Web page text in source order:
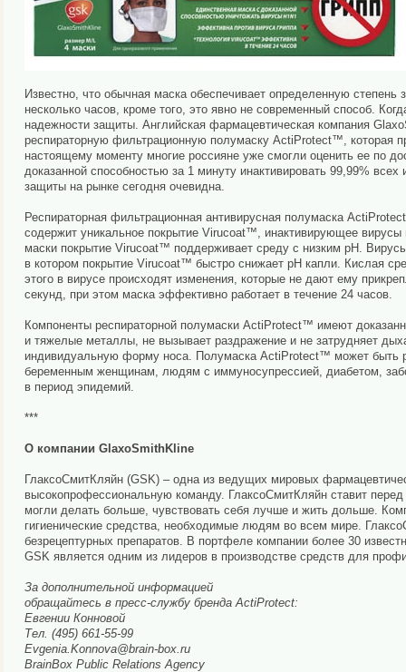
Известно, что обычная маска обеспечивает определенную
несколько часов, кроме того, это явно не современный способ.
надежности защиты. Английская фармацевтическая компания
респираторную фильтрационную полумаску ActiProtect™, которая
настоящему моменту многие россияне уже смогли оценить ее по
доказанной способностью за 1 минуту инактивировать 99,99%
защиты на рынке сегодня очевидна.
Респираторная фильтрационная антивирусная полумаска
содержит уникальное покрытие Virucoat™, инактивирующее
маски покрытие Virucoat™ поддерживает среду с низким рН.
в котором покрытие Virucoat™ быстро снижает рН капли. Кислая
этого в вирусе происходят изменения, которые не дают ему
секунд, при этом маска эффективно работает в течение 24 часов.
Компоненты респираторной полумаски ActiProtect™ имеют
и тяжелые металлы, не вызывает раздражение и не затрудняет
индивидуальную форму носа. Полумаска ActiProtect™ может
беременным женщинам, людям с иммуносупрессией, диабетом,
в период эпидемий.
***
О компании GlaxoSmithKline
ГлаксоСмитКляйн (GSK) – одна из ведущих мировых
высокопрофессиональную команду. ГлаксоСмитКляйн ставит
могли делать больше, чувствовать себя лучше и жить дольше.
гигиенические средства, необходимые людям во всем мире.
безрецептурных препаратов. В портфеле компании более 30
GSK является одним из лидеров в производстве средств для
За дополнительной информацией
обращайтесь в пресс-службу бренда ActiProtect:
Евгении Конновой
Тел. (495) 661-55-99
Evgenia.Konnova@brain-box.ru
BrainBox Public Relations Agency